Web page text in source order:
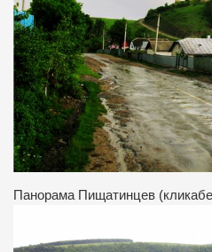
Панорама Пищатинцев